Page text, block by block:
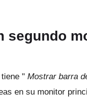
segundo
" Mostrar barra
en su monitor